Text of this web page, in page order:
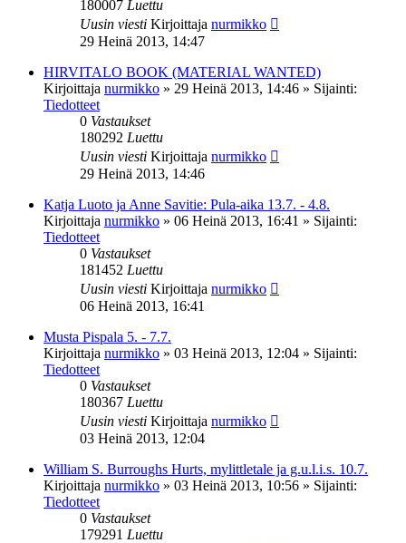
180007 Luettu
Uusin viesti Kirjoittaja nurmikko
29 Heinä 2013, 14:47
HIRVITALO BOOK (MATERIAL WANTED)
Kirjoittaja nurmikko » 29 Heinä 2013, 14:46 » Sijainti:
Tiedotteet
0 Vastaukset
180292 Luettu
Uusin viesti Kirjoittaja nurmikko
29 Heinä 2013, 14:46
Katja Luoto ja Anne Savitie: Pula-aika 13.7. - 4.8.
Kirjoittaja nurmikko » 06 Heinä 2013, 16:41 » Sijainti:
Tiedotteet
0 Vastaukset
181452 Luettu
Uusin viesti Kirjoittaja nurmikko
06 Heinä 2013, 16:41
Musta Pispala 5. - 7.7.
Kirjoittaja nurmikko » 03 Heinä 2013, 12:04 » Sijainti:
Tiedotteet
0 Vastaukset
180367 Luettu
Uusin viesti Kirjoittaja nurmikko
03 Heinä 2013, 12:04
William S. Burroughs Hurts, mylittletale ja g.u.l.i.s. 10.7.
Kirjoittaja nurmikko » 03 Heinä 2013, 10:56 » Sijainti:
Tiedotteet
0 Vastaukset
179291 Luettu